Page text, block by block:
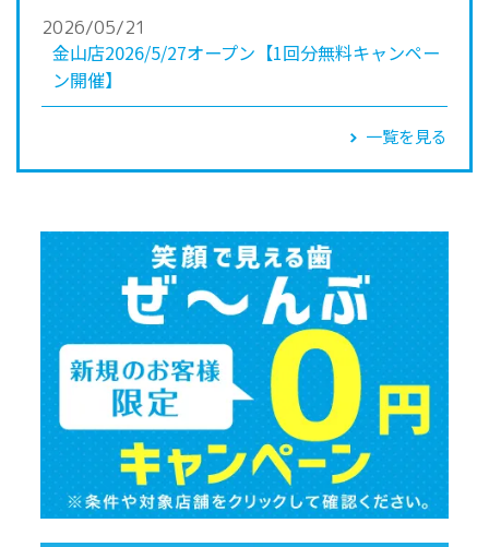
2026/05/21
金山店2026/5/27オープン【1回分無料キャンペー
ン開催】
一覧を見る